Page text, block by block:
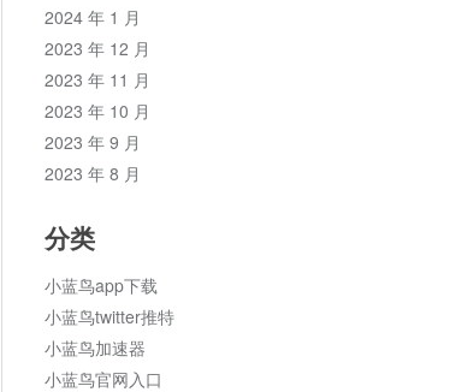
2024 年 1 月
2023 年 12 月
2023 年 11 月
2023 年 10 月
2023 年 9 月
2023 年 8 月
分类
小蓝鸟app下载
小蓝鸟twitter推特
小蓝鸟加速器
小蓝鸟官网入口